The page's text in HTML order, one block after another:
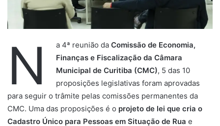
N a 4ª reunião da Comissão de Economia,
Finanças e Fiscalização da Câmara
Municipal de Curitiba (CMC), 5 das 10
proposições legislativas foram aprovadas
para seguir o trâmite pelas comissões permanentes da
CMC. Uma das proposições é o projeto de lei que cria o
Cadastro Único para Pessoas em Situação de Rua e